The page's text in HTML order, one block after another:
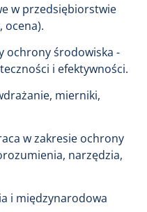
w przedsiębiorstwie
ocena).
ochrony środowiska -
i efektywności.
mierniki,
w zakresie ochrony
narzędzia,
i międzynarodowa